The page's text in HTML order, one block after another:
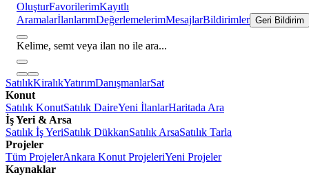
OluşturFavorilerimKayıtlı
AramalarİlanlarımDeğerlemelerimMesajlarBildirimler Geri Bildirim
Kelime, semt veya ilan no ile ara...
SatılıkKiralıkYatırımDanışmanlarSat
Konut
Satılık KonutSatılık DaireYeni İlanlarHaritada Ara
İş Yeri & Arsa
Satılık İş YeriSatılık DükkanSatılık ArsaSatılık Tarla
Projeler
Tüm ProjelerAnkara Konut ProjeleriYeni Projeler
Kaynaklar